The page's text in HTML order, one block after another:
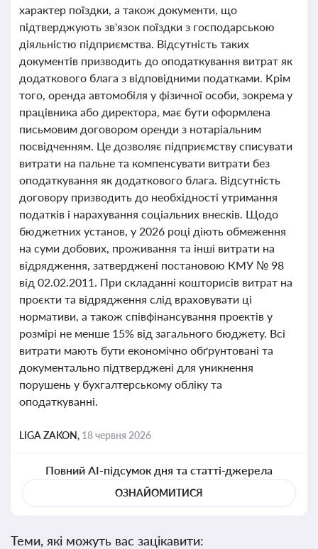
характер поїздки, а також документи, що
підтверджують зв'язок поїздки з господарською
діяльністю підприємства. Відсутність таких
документів призводить до оподаткування витрат як
додаткового блага з відповідними податками. Крім
того, оренда автомобіля у фізичної особи, зокрема у
працівника або директора, має бути оформлена
письмовим договором оренди з нотаріальним
посвідченням. Це дозволяє підприємству списувати
витрати на пальне та компенсувати витрати без
оподаткування як додаткового блага. Відсутність
договору призводить до необхідності утримання
податків і нарахування соціальних внесків. Щодо
бюджетних установ, у 2026 році діють обмеження
на суми добових, проживання та інші витрати на
відрядження, затверджені постановою КМУ № 98
від 02.02.2011. При складанні кошторисів витрат на
проєкти та відрядження слід враховувати ці
нормативи, а також співфінансування проектів у
розмірі не менше 15% від загального бюджету. Всі
витрати мають бути економічно обґрунтовані та
документально підтверджені для уникнення
порушень у бухгалтерському обліку та
оподаткуванні.
LIGA ZAKON, 18 червня 2026
Повний AI-підсумок дня та статті-джерела
ОЗНАЙОМИТИСЯ
Теми, які можуть вас зацікавити: